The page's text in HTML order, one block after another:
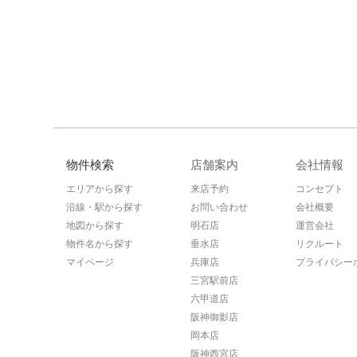
物件検索
エリアから探す
沿線・駅から探す
地図から探す
物件名から探す
マイページ
店舗案内
来店予約
お問い合わせ
明石店
垂水店
兵庫店
三宮駅前店
六甲道店
阪神御影店
岡本店
阪神西宮店
会社情報
コンセプト
会社概要
運営会社
リクルート
プライバシー